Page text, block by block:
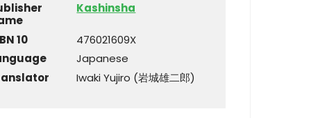
Kashinsha
10
476021609X
Japanese
Iwaki Yujiro (岩城雄二郎)